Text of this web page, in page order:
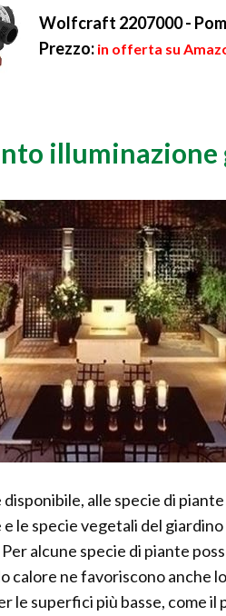
Wolfcraft 2207000 -
Prezzo: in offerta su
illuminazione
alle specie di
le specie vegetali del
alcune specie di piante
calore ne favoriscono anche
le superfici più basse, come